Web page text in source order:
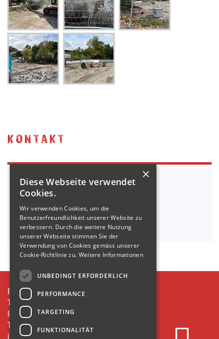
KONTAKT
In BelangenTIEFBAU
wenden Sie sich bitte an:
Tel. +41 55 614 61 00
info@kamm-baut.ch
E.KAMM AG
Tiefenwinkel 21
8874 Mühlehorn
T +41 55 614 61 00
info@kamm-baut.ch
×
Diese Webseite verwendet
Cookies.
Wir verwenden Cookies, um die
Benutzerfreundlichkeit unserer Website zu
verbessern. Durch die weitere Nutzung
unserer Webseite stimmen Sie der
Verwendung von Cookies gemäss unserer
Cookie-Richtlinie zu. Weitere Informationen
UNBEDINGT ERFORDERLICH
PERFORMANCE
TARGETING
FUNKTIONALITÄT